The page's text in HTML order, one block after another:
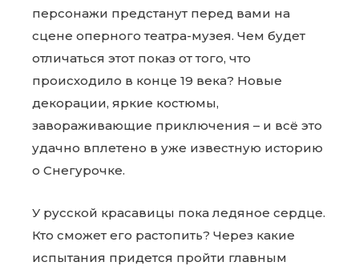
персонажи предстанут перед вами на
сцене оперного театра-музея. Чем будет
отличаться этот показ от того, что
происходило в конце 19 века? Новые
декорации, яркие костюмы,
завораживающие приключения – и всё это
удачно вплетено в уже известную историю
о Снегурочке.
У русской красавицы пока ледяное сердце.
Кто сможет его растопить? Через какие
испытания придется пройти главным